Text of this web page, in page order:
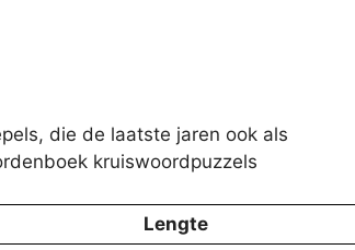
die de laatste jaren ook als
kruiswoordpuzzels
Lengte